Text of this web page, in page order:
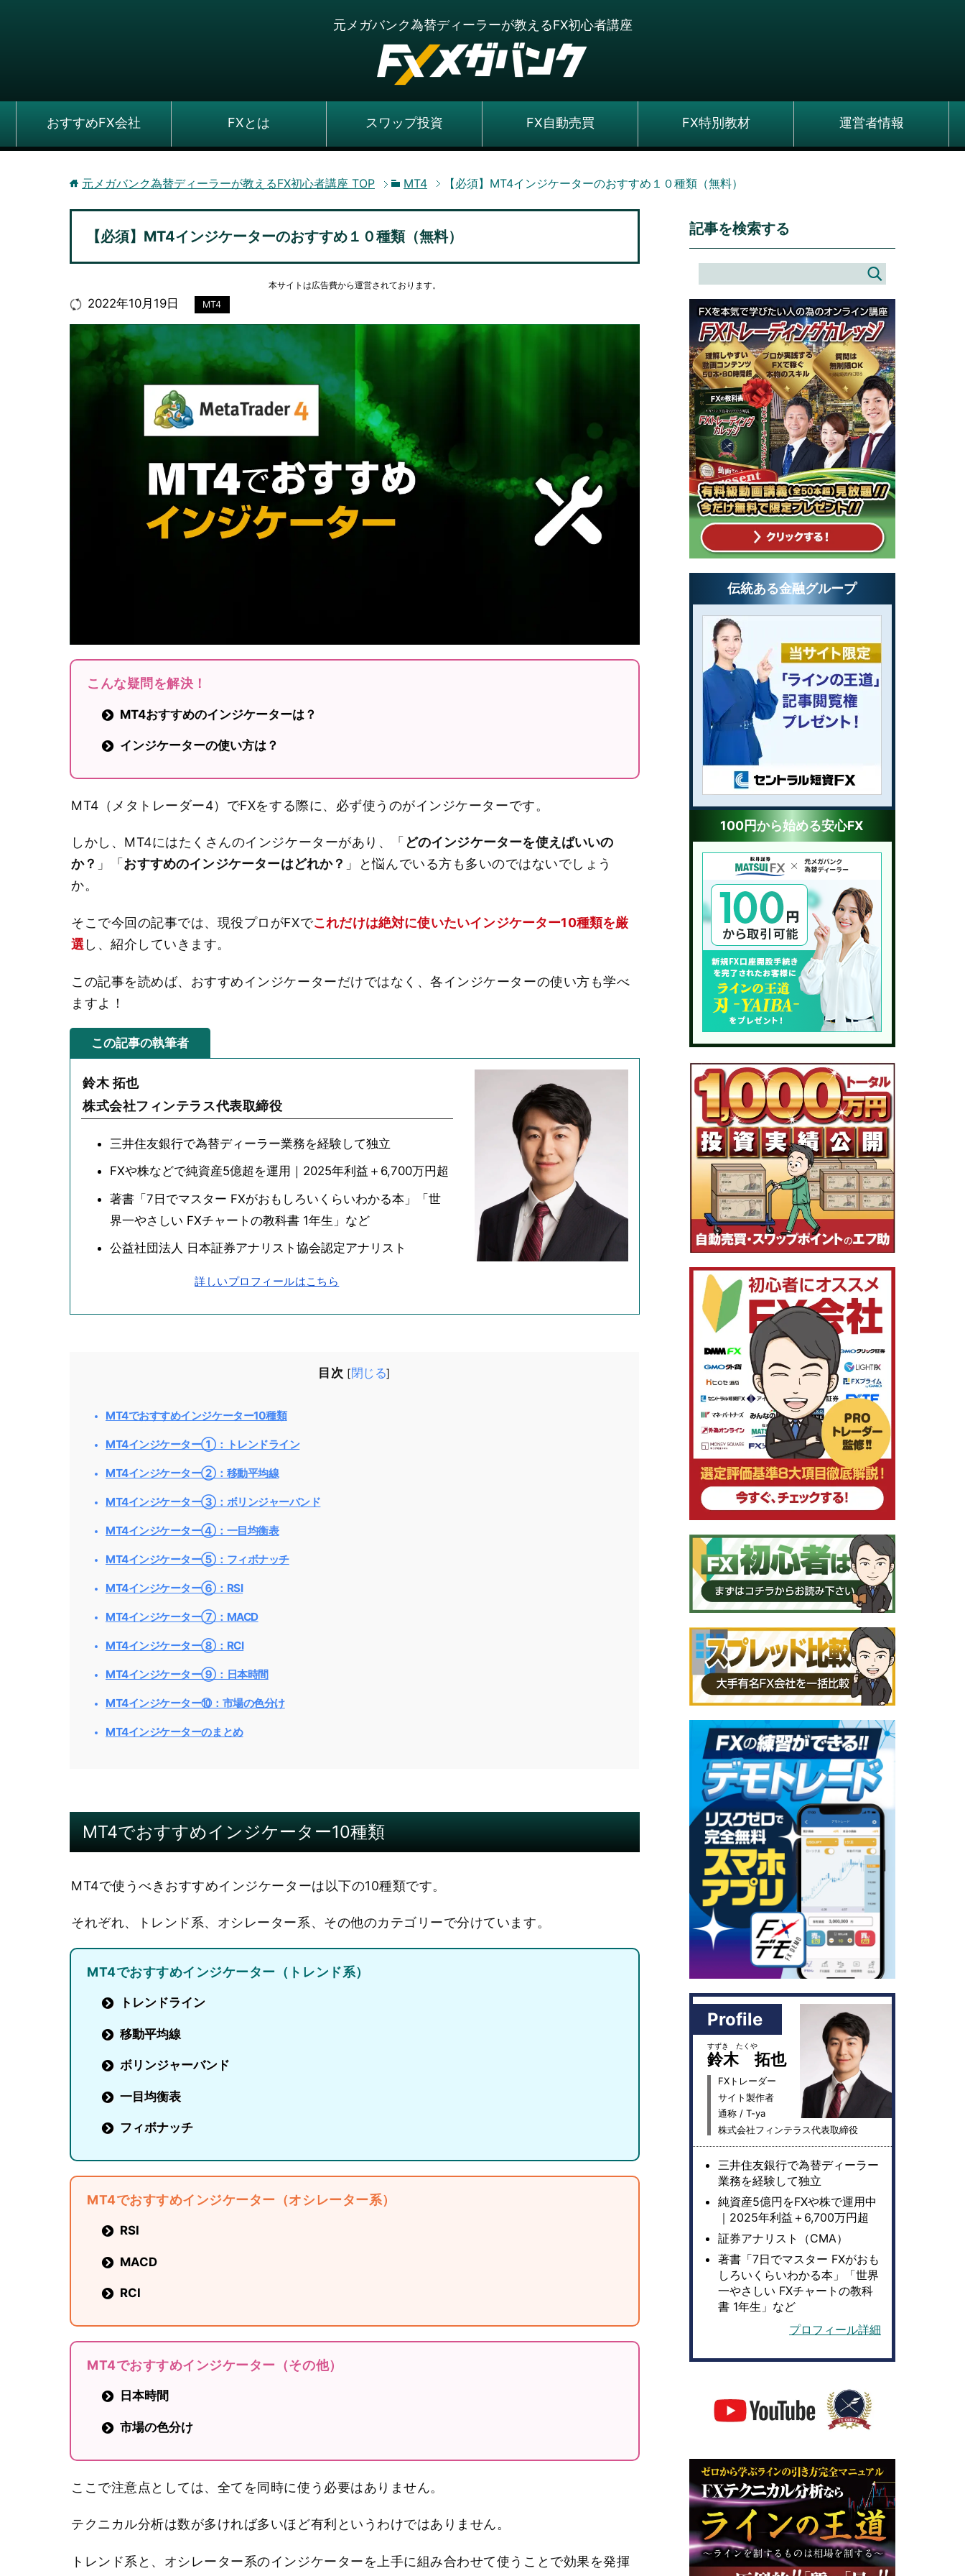
元メガバンク為替ディーラーが教えるFX初心者講座
おすすめFX会社 FXとは スワップ投資 FX自動売買 FX特別教材 運営者情報
元メガバンク為替ディーラーが教えるFX初心者講座 TOP MT4 【必須】MT4インジケーターのおすすめ１０種類（無料）
【必須】MT4インジケーターのおすすめ１０種類（無料）
本サイトは広告費から運営されております。
2022年10月19日 MT4
こんな疑問を解決！
MT4おすすめのインジケーターは？
インジケーターの使い方は？
MT4（メタトレーダー4）でFXをする際に、必ず使うのがインジケーターです。
しかし、MT4にはたくさんのインジケーターがあり、「 どのインジケーターを使えばいいの
か？ 」「 おすすめのインジケーターはどれか？ 」と悩んでいる方も多いのではないでしょう
か。
そこで今回の記事では、現役プロがFXでこれだけは絶対に使いたいインジケーター10種類を厳
選 し、紹介していきます。
この記事を読めば、おすすめインジケーターだけではなく、各インジケーターの使い方も学べ
ますよ！
この記事の執筆者
鈴木 拓也
株式会社フィンテラス代表取締役
三井住友銀行で為替ディーラー業務を経験して独立
FXや株などで純資産5億超を運用｜2025年利益＋6,700万円超
著書「7日でマスター FXがおもしろいくらいわかる本」「世
界一やさしい FXチャートの教科書 1年生」など
公益社団法人 日本証券アナリスト協会認定アナリスト
詳しいプロフィールはこちら
目次 [閉じる]
MT4でおすすめインジケーター10種類
MT4インジケーター①：トレンドライン
MT4インジケーター②：移動平均線
MT4インジケーター③：ボリンジャーバンド
MT4インジケーター④：一目均衡表
MT4インジケーター⑤：フィボナッチ
MT4インジケーター⑥：RSI
MT4インジケーター⑦：MACD
MT4インジケーター⑧：RCI
MT4インジケーター⑨：日本時間
MT4インジケーター⑩：市場の色分け
MT4インジケーターのまとめ
MT4でおすすめインジケーター10種類
MT4で使うべきおすすめインジケーターは以下の10種類です。
それぞれ、トレンド系、オシレーター系、その他のカテゴリーで分けています。
MT4でおすすめインジケーター（トレンド系）
トレンドライン
移動平均線
ボリンジャーバンド
一目均衡表
フィボナッチ
MT4でおすすめインジケーター（オシレーター系）
RSI
MACD
RCI
MT4でおすすめインジケーター（その他）
日本時間
市場の色分け
ここで注意点としては、全てを同時に使う必要はありません。
テクニカル分析は数が多ければ多いほど有利というわけではありません。
トレンド系と、オシレーター系のインジケーターを上手に組み合わせて使うことで効果を発揮
記事を検索する
伝統ある金融グループ
100円から始める安心FX
Profile
すずき たくや
鈴木 拓也
FXトレーダー
サイト製作者
通称 / T-ya
株式会社フィンテラス代表取締役
三井住友銀行で為替ディーラー
業務を経験して独立
純資産5億円をFXや株で運用中
｜2025年利益＋6,700万円超
証券アナリスト（CMA）
著書「7日でマスター FXがおも
しろいくらいわかる本」「世界
一やさしい FXチャートの教科
書 1年生」など
プロフィール詳細